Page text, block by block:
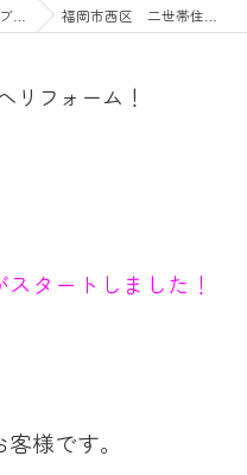
ブログ 福岡市西区 二世帯住宅へリフォーム！
フォーム！
スタートしました！
様です。